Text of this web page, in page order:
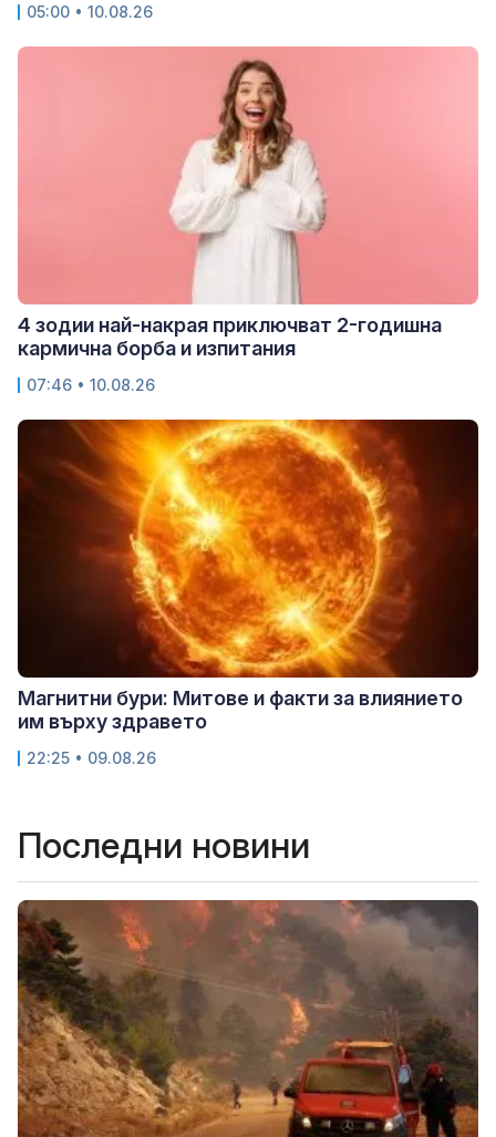
05:00 • 10.08.26
4 зодии най-накрая приключват 2-годишна
кармична борба и изпитания
07:46 • 10.08.26
Магнитни бури: Митове и факти за влиянието
им върху здравето
22:25 • 09.08.26
Последни новини